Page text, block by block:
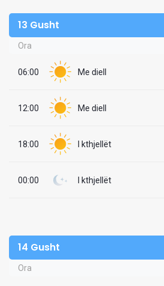
13 Gusht
Ora
06:00 Me diell
12:00 Me diell
18:00 I kthjellët
00:00 I kthjellët
14 Gusht
Ora